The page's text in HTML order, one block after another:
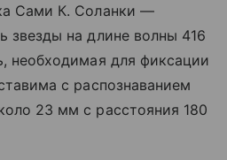
Сами К. Соланки —
звезды на длине волны 416
необходимая для фиксации
с распознаванием
23 мм с расстояния 180